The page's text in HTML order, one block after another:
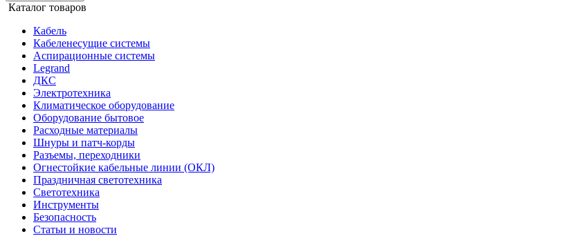
Каталог товаров
Кабель
Кабеленесущие системы
Аспирационные системы
Legrand
ДКС
Электротехника
Климатическое оборудование
Оборудование бытовое
Расходные материалы
Шнуры и патч-корды
Разъемы, переходники
Огнестойкие кабельные линии (ОКЛ)
Праздничная светотехника
Светотехника
Инструменты
Безопасность
Статьи и новости